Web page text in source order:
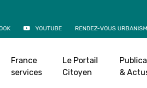
YOUTUBE RENDEZ-VOUS
France
services
Le Portail
Citoyen
&
Accueil»Agenda